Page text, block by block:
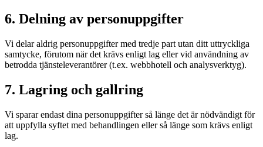
6. Delning av personuppgifter
Vi delar aldrig personuppgifter med tredje part utan ditt uttryckliga
samtycke, förutom när det krävs enligt lag eller vid användning av
betrodda tjänsteleverantörer (t.ex. webbhotell och analysverktyg).
7. Lagring och gallring
Vi sparar endast dina personuppgifter så länge det är nödvändigt för
att uppfylla syftet med behandlingen eller så länge som krävs enligt
lag.